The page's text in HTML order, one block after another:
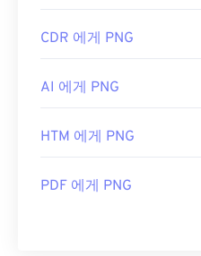
CDR 에게 PNG
AI 에게 PNG
HTM 에게 PNG
PDF 에게 PNG